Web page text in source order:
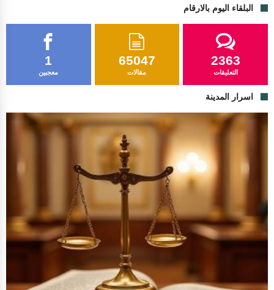
البلقاء اليوم بالارقام
1
معجبين
65047
مقالات
2363
التعليقات
اسرار المدينة